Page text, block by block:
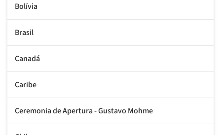
Bolívia
Brasil
Canadá
Caribe
Ceremonia de Apertura - Gustavo Mohme